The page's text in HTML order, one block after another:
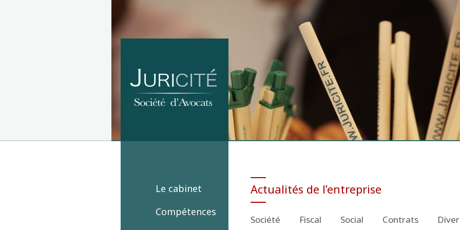
Juricité société
Le cabinet
Compétences
Actualités de l’entreprise
Société Fiscal Social Contrats